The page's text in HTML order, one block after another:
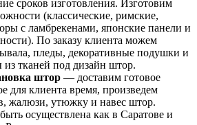
сроков изготовления. Изготовим
(классические, римские,
с ламбрекенами, японские панели и
По заказу клиента можем
пледы, декоративные подушки и
из тканей под дизайн штор.
штор — доставим готовое
для клиента время, произведем
жалюзи, утюжку и навес штор.
осуществлена как в Саратове и